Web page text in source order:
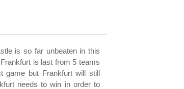
is so far unbeaten in this
is last from 5 teams
game but Frankfurt will still
needs to win in order to